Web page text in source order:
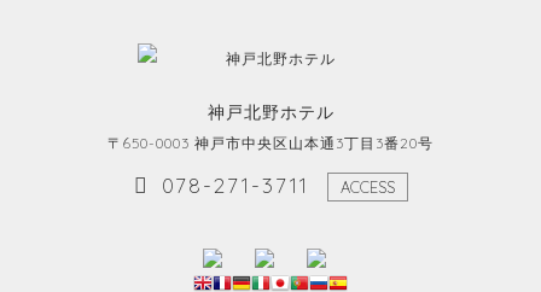
神戸北野ホテル
〒650-0003 神戸市中央区山本通3丁目3番20号
078-271-3711 ACCESS